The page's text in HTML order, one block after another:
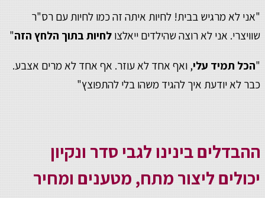
"אני לא מרגיש בבית! לחיות איתה זה כמו לחיות עם רס"ר
שוויצרי. אני לא רוצה שהילדים ייאלצו לחיות בתוך הלחץ הזה"
"הכל תמיד עלי, ואף אחד לא עוזר. אף אחד לא מרים אצבע.
כבר לא יודעת איך להגיד משהו בלי להתפוצץ"
ההבדלים בינינו לגבי סדר ונקיון
יכולים ליצור מתח, מטענים ומחיר